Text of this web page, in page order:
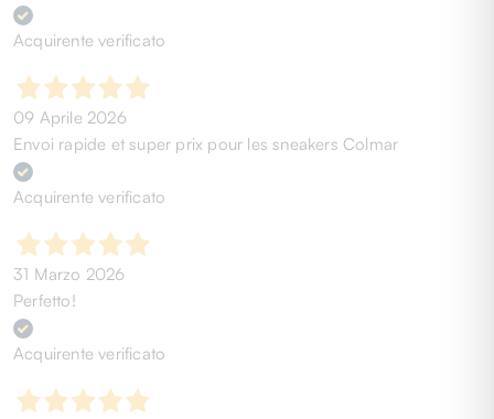
Acquirente verificato
09 Aprile 2026
Envoi rapide et super prix pour les sneakers Colmar
Acquirente verificato
31 Marzo 2026
Perfetto!
Acquirente verificato